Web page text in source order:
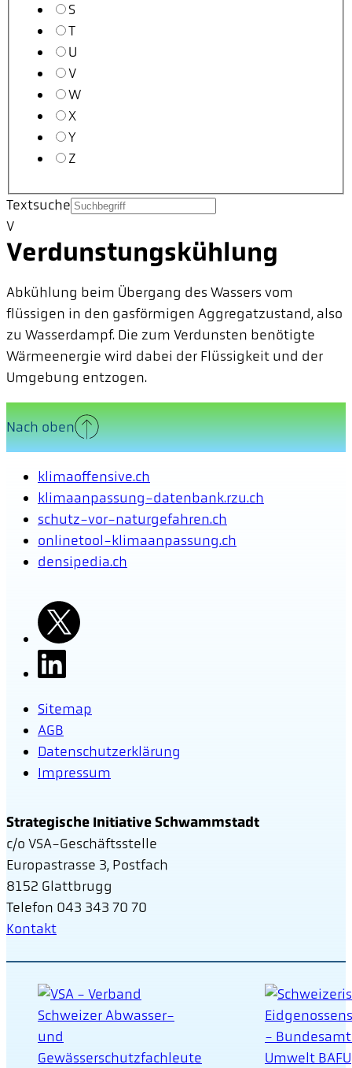
S
T
U
V
W
X
Y
Z
Textsuche
V
Verdunstungskühlung
Abkühlung beim Übergang des Wassers vom
flüssigen in den gasförmigen Aggregatzustand, also
zu Wasserdampf. Die zum Verdunsten benötigte
Wärmeenergie wird dabei der Flüssigkeit und der
Umgebung entzogen.
Nach oben
klimaoffensive.ch
klimaanpassung-datenbank.rzu.ch
schutz-vor-naturgefahren.ch
onlinetool-klimaanpassung.ch
densipedia.ch
Sitemap
AGB
Datenschutzerklärung
Impressum
Strategische Initiative Schwammstadt
c/o VSA-Geschäftsstelle
Europastrasse 3, Postfach
8152 Glattbrugg
Telefon 043 343 70 70
Kontakt